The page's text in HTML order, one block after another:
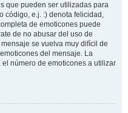
que pueden ser utilizadas para
código, e.j. :) denota felicidad,
de emoticones puede
de no abusar del uso de
se vuelva muy difícil de
del mensaje. La
número de emoticones a utilizar